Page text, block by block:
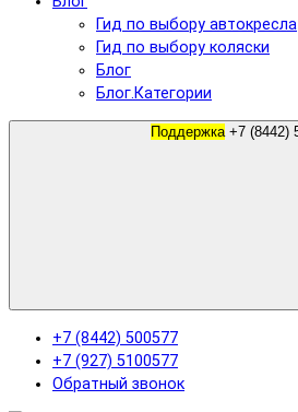
Гид по выбору автокресла
Гид по выбору коляски
Блог
Блог.Категории
Поддержка
+7 (8442) 500577
+7 (927) 5100577
Обратный звонок